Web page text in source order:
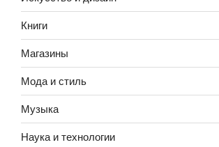
Книги
Магазины
Мода и стиль
Музыка
Наука и технологии